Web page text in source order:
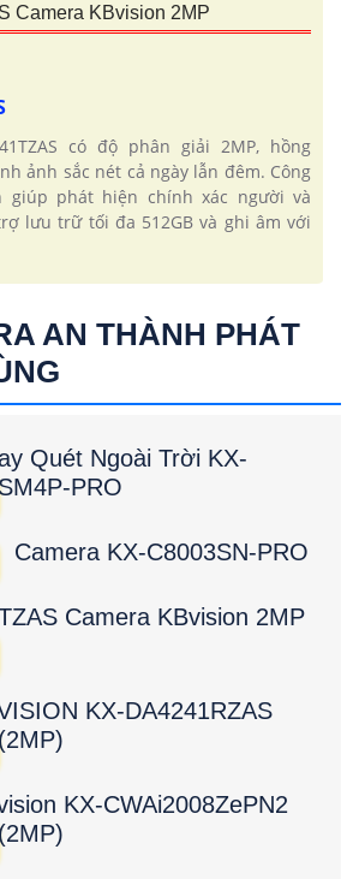
Camera KBvision 2MP
có độ phân giải 2MP, hồng
ảnh sắc nét cả ngày lẫn đêm. Công
giúp phát hiện chính xác người và
lưu trữ tối đa 512GB và ghi âm với
AN THÀNH PHÁT
Quét Ngoài Trời KX-
PRO
Camera KX-C8003SN-PRO
Camera KBvision 2MP
KX-DA4241RZAS
KX-CWAi2008ZePN2